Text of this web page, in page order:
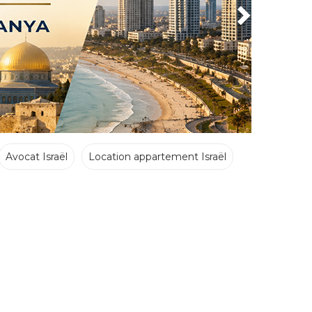
Avocat Israël Location appartement Israël